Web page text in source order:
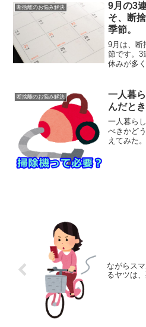
込んでい
断捨離のお悩み解決
9月の3
そ、断
季節。
9月は、断
節です。3
休みが多
と思いま
ら、お小
断捨離のお悩み解決
一人暮
んだと
一人暮ら
べきかど
えてみた
ながらス
るヤツは